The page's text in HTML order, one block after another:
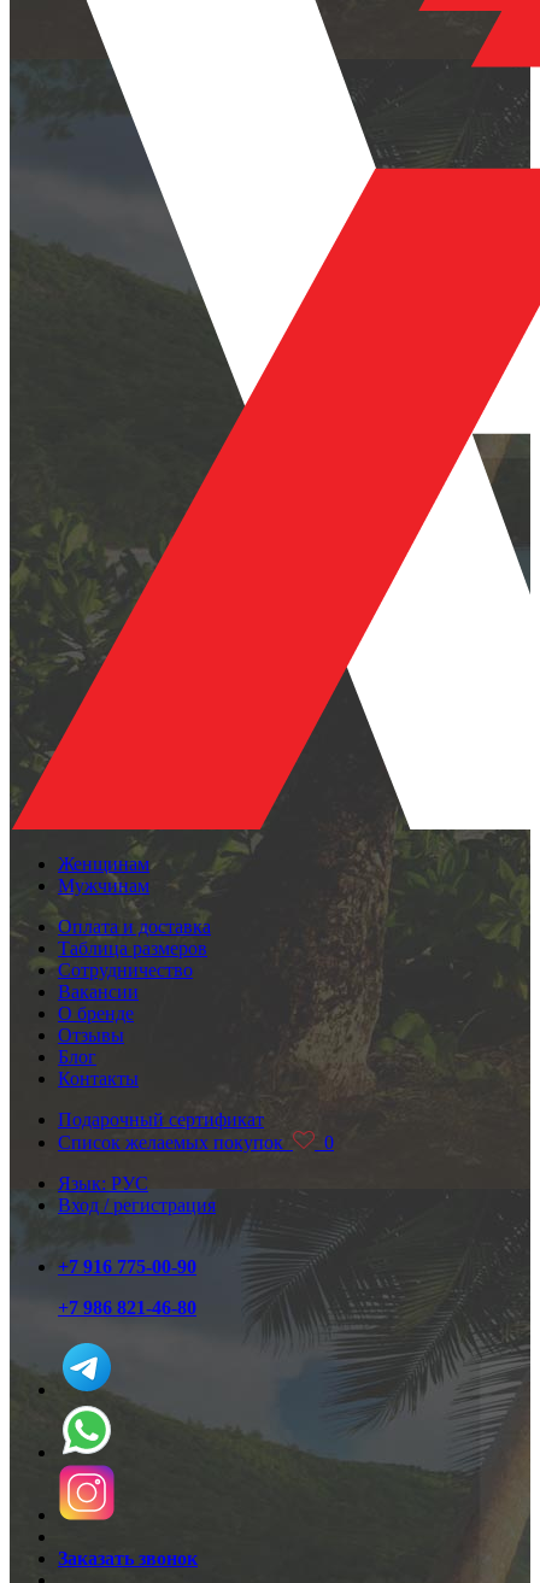
Женщинам
Мужчинам
Оплата и доставка
Таблица размеров
Сотрудничество
Вакансии
О бренде
Отзывы
Блог
Контакты
Подарочный сертификат
Список желаемых покупок
0
Язык: РУС
Вход / регистрация
+7 916 775-00-90
+7 986 821-46-80
Заказать звонок